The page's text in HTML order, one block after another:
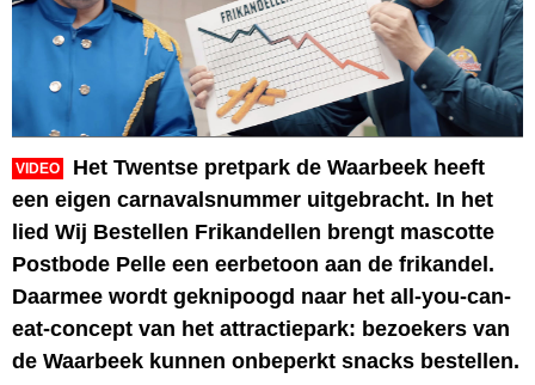
VIDEO
Het Twentse pretpark de Waarbeek heeft
een eigen carnavalsnummer uitgebracht. In het
lied Wij Bestellen Frikandellen brengt mascotte
Postbode Pelle een eerbetoon aan de frikandel.
Daarmee wordt geknipoogd naar het all-you-can-
eat-concept van het attractiepark: bezoekers van
de Waarbeek kunnen onbeperkt snacks bestellen.